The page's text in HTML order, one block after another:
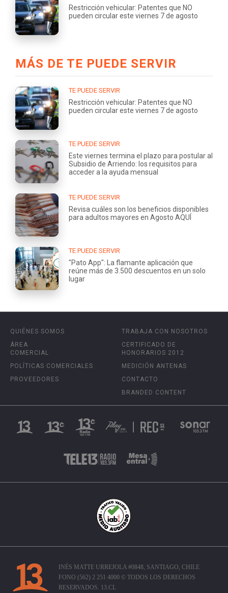
Restricción vehicular: Patentes que NO
pueden circular este viernes 7 de agosto
MÁS DE TE PUEDE SERVIR
TE PUEDE SERVIR
Restricción vehicular: Patentes que NO
pueden circular este viernes 7 de agosto
TE PUEDE SERVIR
Este viernes termina el plazo para postular al
Subsidio de Arriendo: los requisitos para
acceder a la ayuda mensual
TE PUEDE SERVIR
Revisa cuáles son los beneficios disponibles
para adultos mayores en Agosto AQUÍ
TE PUEDE SERVIR
"Pato App": La flamante aplicación que
reúne más de 3.500 descuentos en un solo
lugar
QUIÉNES SOMOS
ÁREA
COMERCIAL
POLÍTICAS COMERCIALES
PROVEEDORES
TRABAJA CON NOSOTROS
CERTIFICADO DE
HONORARIOS 2012
MEDICIÓN ANTENAS
CONTACTO
BRANDED CONTENT
INÉS MATTE URREJOLA #0848, SANTIAGO, CHILE
FONO (562) 2 251 4000 © TODOS LOS DERECHOS
RESERVADOS. 13.CL